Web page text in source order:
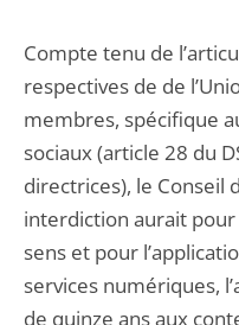
Compte tenu de
respectives de de
membres, spécifique
sociaux (article 28 du
directrices), le Conseil
interdiction aurait
sens et pour
services numériques,
de quinze ans aux